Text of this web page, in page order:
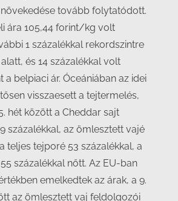
tovább folytatódott.
ára 105,44 forint/kg volt
1 százalékkal rekordszintre
és 14 százalékkal volt
a belpiaci ár. Óceániában az idei
visszaesett a tejtermelés,
hét között a Cheddar sajt
százalékkal, az ömlesztett vajé
teljes tejporé 53 százalékkal, a
százalékkal nőtt. Az EU-ban
emelkedtek az árak, a 9.
az ömlesztett vaj feldolgozói